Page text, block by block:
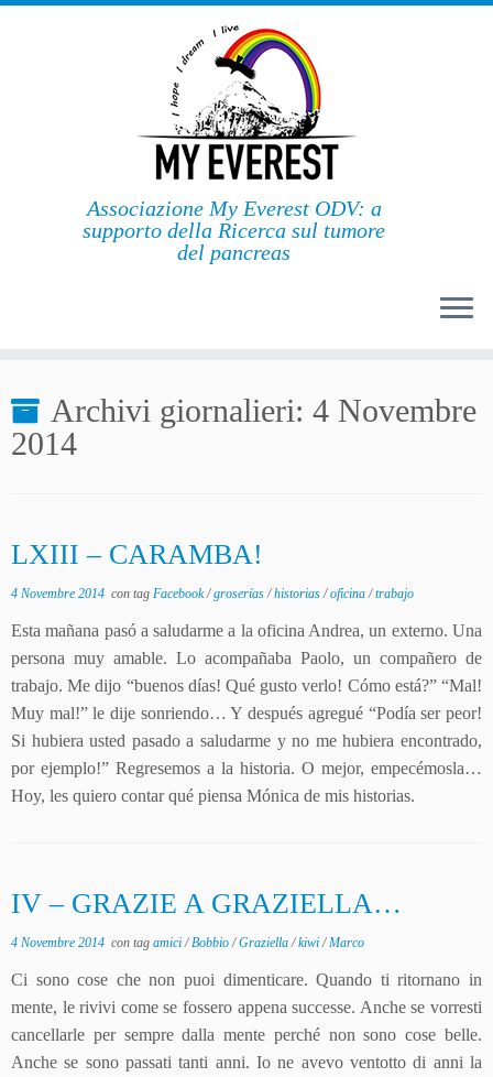
Associazione My Everest ODV: a
supporto della Ricerca sul tumore
del pancreas
Archivi giornalieri: 4 Novembre
2014
LXIII – CARAMBA!
4 Novembre 2014 con tag Facebook/groserías/historias/oficina/trabajo
Esta mañana pasó a saludarme a la oficina Andrea, un externo. Una
persona muy amable. Lo acompañaba Paolo, un compañero de
trabajo. Me dijo “buenos días! Qué gusto verlo! Cómo está?” “Mal!
Muy mal!” le dije sonriendo… Y después agregué “Podía ser peor!
Si hubiera usted pasado a saludarme y no me hubiera encontrado,
por ejemplo!” Regresemos a la historia. O mejor, empecémosla…
Hoy, les quiero contar qué piensa Mónica de mis historias.
IV – GRAZIE A GRAZIELLA…
4 Novembre 2014 con tag amici/Bobbio/Graziella/kiwi/Marco
Ci sono cose che non puoi dimenticare. Quando ti ritornano in
mente, le rivivi come se fossero appena successe. Anche se vorresti
cancellarle per sempre dalla mente perché non sono cose belle.
Anche se sono passati tanti anni. Io ne avevo ventotto di anni la